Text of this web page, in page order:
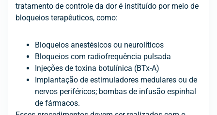
tratamento de controle da dor é instituído por meio de
bloqueios terapêuticos, como:
Bloqueios anestésicos ou neurolíticos
Bloqueios com radiofrequência pulsada
Injeções de toxina botulínica (BTx-A)
Implantação de estimuladores medulares ou de
nervos periféricos; bombas de infusão espinhal
de fármacos.